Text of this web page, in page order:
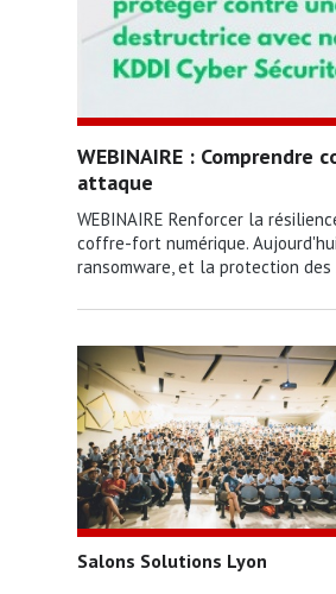
WEBINAIRE :
attaque
WEBINAIRE Renforcer la
coffre-fort numérique.
ransomware, et la protection des
Salons Solutions Lyon